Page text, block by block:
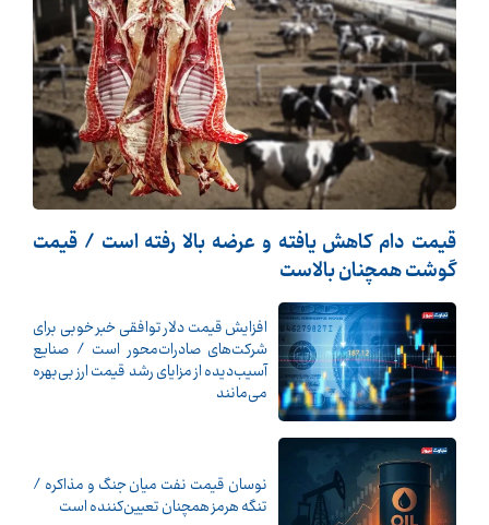
قیمت دام کاهش یافته و عرضه بالا رفته است / قیمت
گوشت همچنان بالاست
افزایش قیمت دلار توافقی خبر خوبی برای
شرکت‌های صادرات‌محور است / صنایع
آسیب‌دیده از مزایای رشد قیمت ارز بی‌بهره
می‌مانند
نوسان قیمت نفت میان جنگ و مذاکره /
تنگه هرمز همچنان تعیین‌کننده است